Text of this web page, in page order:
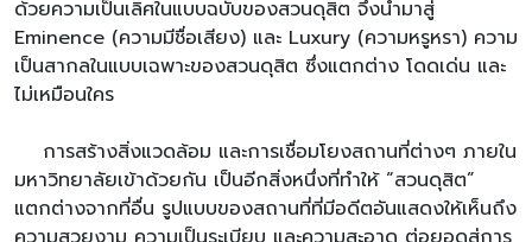
ด้วยความเป็นเลิศในแบบฉบับของสวนดุสิต จึงนำมาสู่
Eminence (ความมีชื่อเสียง) และ Luxury (ความหรูหรา) ความ
เป็นสากลในแบบเฉพาะของสวนดุสิต ซึ่งแตกต่าง โดดเด่น และ
ไม่เหมือนใคร
การสร้างสิ่งแวดล้อม และการเชื่อมโยงสถานที่ต่างๆ ภายใน
มหาวิทยาลัยเข้าด้วยกัน เป็นอีกสิ่งหนึ่งที่ทำให้ “สวนดุสิต”
แตกต่างจากที่อื่น รูปแบบของสถานที่ที่มีอดีตอันแสดงให้เห็นถึง